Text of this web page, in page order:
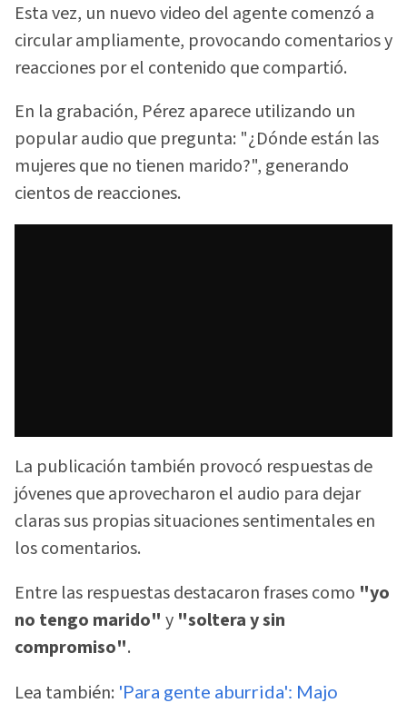
Esta vez, un nuevo video del agente comenzó a
circular ampliamente, provocando comentarios y
reacciones por el contenido que compartió.
En la grabación, Pérez aparece utilizando un
popular audio que pregunta: "¿Dónde están las
mujeres que no tienen marido?", generando
cientos de reacciones.
La publicación también provocó respuestas de
jóvenes que aprovecharon el audio para dejar
claras sus propias situaciones sentimentales en
los comentarios.
Entre las respuestas destacaron frases como "yo
no tengo marido" y "soltera y sin
compromiso".
Lea también: 'Para gente aburrida': Majo